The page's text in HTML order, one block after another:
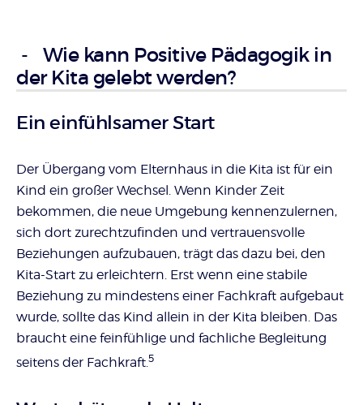
Wie kann Positive Pädagogik in
der Kita gelebt werden?
Ein einfühlsamer Start
Der Übergang vom Elternhaus in die Kita ist für ein
Kind ein großer Wechsel. Wenn Kinder Zeit
bekommen, die neue Umgebung kennenzulernen,
sich dort zurechtzufinden und vertrauensvolle
Beziehungen aufzubauen, trägt das dazu bei, den
Kita-Start zu erleichtern. Erst wenn eine stabile
Beziehung zu mindestens einer Fachkraft aufgebaut
wurde, sollte das Kind allein in der Kita bleiben. Das
braucht eine feinfühlige und fachliche Begleitung
seitens der Fachkraft.5